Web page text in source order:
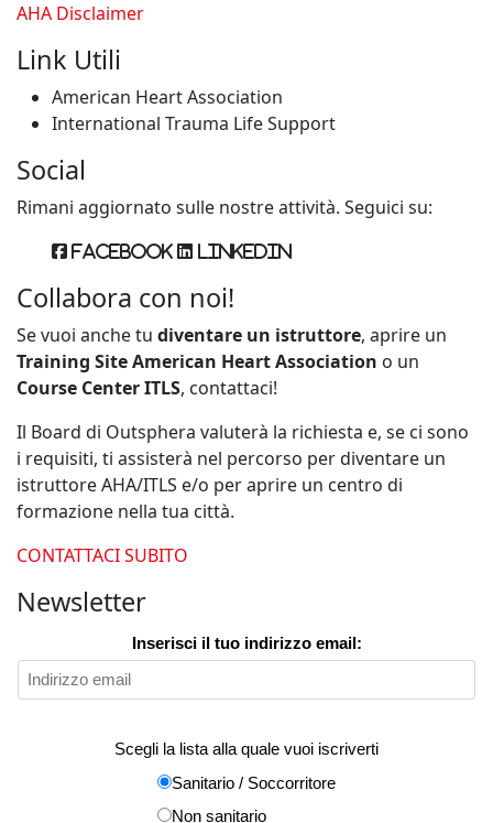
AHA Disclaimer
Link Utili
American Heart Association
International Trauma Life Support
Social
Rimani aggiornato sulle nostre attività. Seguici su:
Facebook Linkedin
Collabora con noi!
Se vuoi anche tu diventare un istruttore, aprire un
Training Site American Heart Association o un
Course Center ITLS, contattaci!
Il Board di Outsphera valuterà la richiesta e, se ci sono
i requisiti, ti assisterà nel percorso per diventare un
istruttore AHA/ITLS e/o per aprire un centro di
formazione nella tua città.
CONTATTACI SUBITO
Newsletter
Inserisci il tuo indirizzo email:
Scegli la lista alla quale vuoi iscriverti
Sanitario / Soccorritore
Non sanitario